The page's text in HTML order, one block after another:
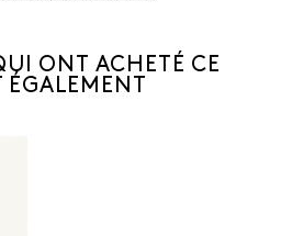
ONT ACHETÉ CE